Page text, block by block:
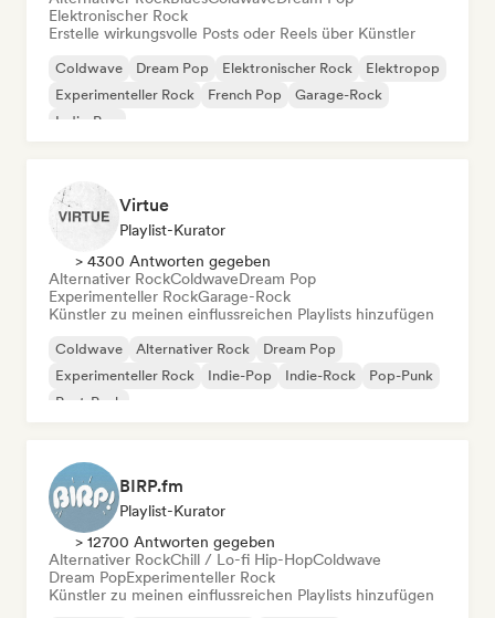
Elektronischer Rock
Erstelle wirkungsvolle Posts oder Reels über Künstler
Coldwave Dream Pop Elektronischer Rock
Elektropop
Experimenteller Rock
French Pop
Garage-Rock
Indie-Pop
Virtue
Playlist-Kurator
> 4300 Antworten gegeben
Alternativer RockColdwaveDream Pop
Experimenteller RockGarage-Rock
Künstler zu meinen einflussreichen Playlists hinzufügen
Coldwave Alternativer Rock
Dream Pop
Experimenteller Rock
Indie-Pop Indie-Rock
Pop-Punk
Post-Punk
BIRP.fm
Playlist-Kurator
> 12700 Antworten gegeben
Alternativer RockChill / Lo-fi Hip-HopColdwave
Dream PopExperimenteller Rock
Künstler zu meinen einflussreichen Playlists hinzufügen